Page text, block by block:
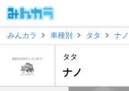
みんカラ
車種別 タタ ナノ
タタ
ナノ